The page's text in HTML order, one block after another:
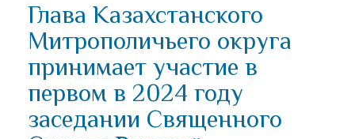
Глава Казахстанского
Митрополичьего округа
принимает участие в
первом в 2024 году
заседании Священного